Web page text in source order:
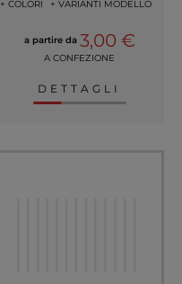
+ COLORI + VARIANTI MODELLO
a partire da 3,00 €
A CONFEZIONE
DETTAGLI